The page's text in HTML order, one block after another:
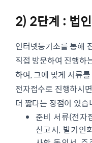
2) 2단계 : 법
인터넷등기소를 통해
직접 방문하여 진행하
하여, 그에 맞게 서류
전자접수로 진행하시
더 짧다는 장점이 있습
준비 서류(전자
신고서, 발기인